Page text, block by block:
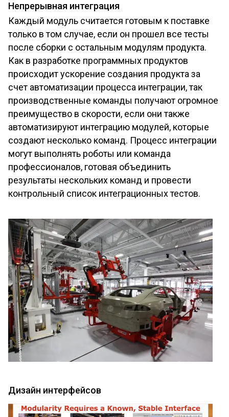
Непрерывная интеграция
Каждый модуль считается готовым к поставке
только в том случае, если он прошел все тесты
после сборки с остальным модулям продукта.
Как в разработке программных продуктов
происходит ускорение создания продукта за
счет автоматизации процесса интеграции, так
производственные команды получают огромное
преимущество в скорости, если они также
автоматизируют интеграцию модулей, которые
создают несколько команд. Процесс интеграции
могут выполнять роботы или команда
профессионалов, готовая объединить
результаты нескольких команд и провести
контрольный список интеграционных тестов.
Дизайн интерфейсов